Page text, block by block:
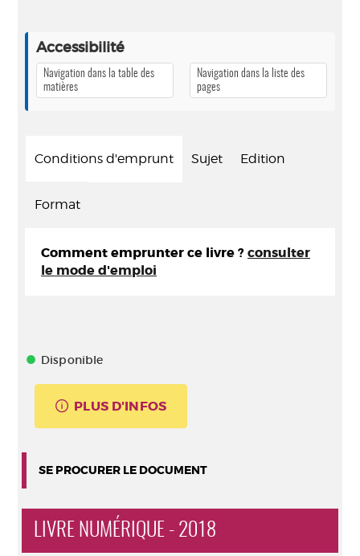
Accessibilité
Navigation dans la table des
matières
Navigation dans la liste des
pages
Conditions d'emprunt Sujet Edition
Format
Comment emprunter ce livre ? consulter
le mode d'emploi
Disponible
PLUS D'INFOS
SE PROCURER LE DOCUMENT
LIVRE NUMÉRIQUE - 2018